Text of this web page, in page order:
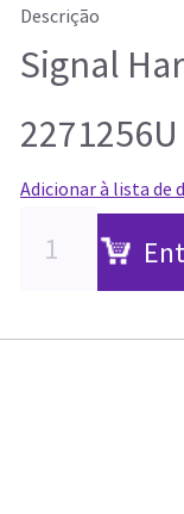
Descrição
Signal
2271256U
Adicionar à lista de